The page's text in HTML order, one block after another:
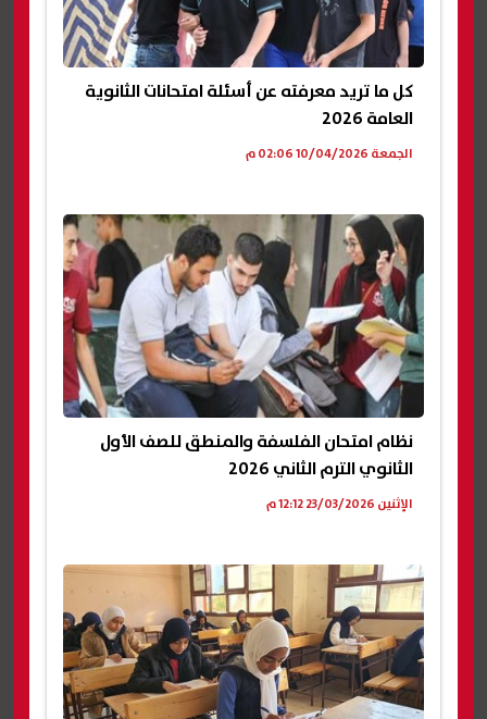
كل ما تريد معرفته عن أسئلة امتحانات الثانوية
العامة 2026
الجمعة 10/04/2026 02:06 م
نظام امتحان الفلسفة والمنطق للصف الأول
الثانوي الترم الثاني 2026
الإثنين 23/03/2026 12:12 م